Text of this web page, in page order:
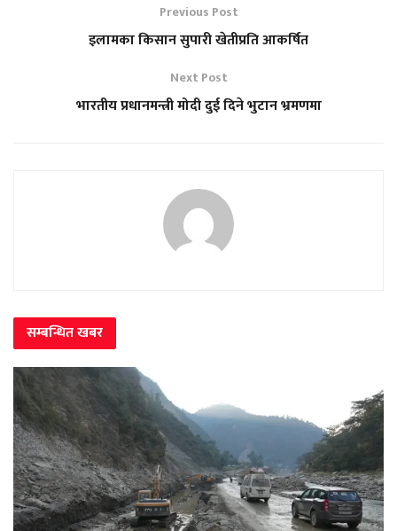
Previous Post
इलामका किसान सुपारी खेतीप्रति आकर्षित
Next Post
भारतीय प्रधानमन्त्री मोदी दुई दिने भुटान भ्रमणमा
सम्बन्धितखबर